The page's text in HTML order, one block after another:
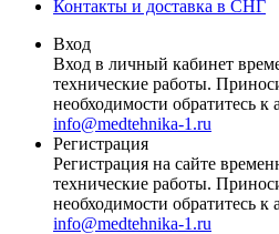
Контакты и доставка в СНГ
Вход
Вход в личный кабинет
технические работы.
необходимости обратитесь к
info@medtehnika-1.ru
Регистрация
Регистрация на сайте
технические работы.
необходимости обратитесь к
info@medtehnika-1.ru